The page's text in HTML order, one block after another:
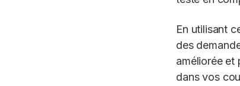
En utilisant
des
améliorée et
dans vos